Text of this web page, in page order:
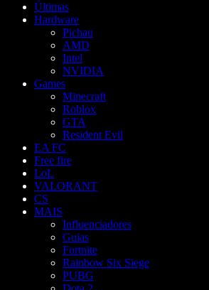
Últimas
Hardware
Pichau
AMD
Intel
NVIDIA
Games
Minecraft
Roblox
GTA
Resident Evil
EA FC
Free fire
LoL
VALORANT
CS
MAIS
Influenciadores
Guias
Fortnite
Rainbow Six Siege
PUBG